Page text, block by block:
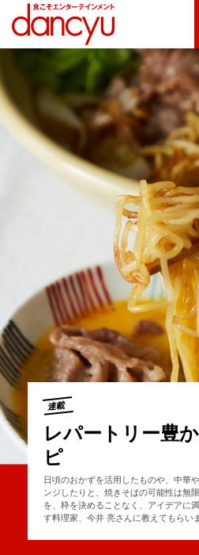
連載
レパートリー豊
ピ
日頃のおかずを活用したものや、中華
ンジしたりと、焼きそばの可能性は無
を、枠を決めることなく、アイデアに
す料理家、今井 亮さんに教えてもらい